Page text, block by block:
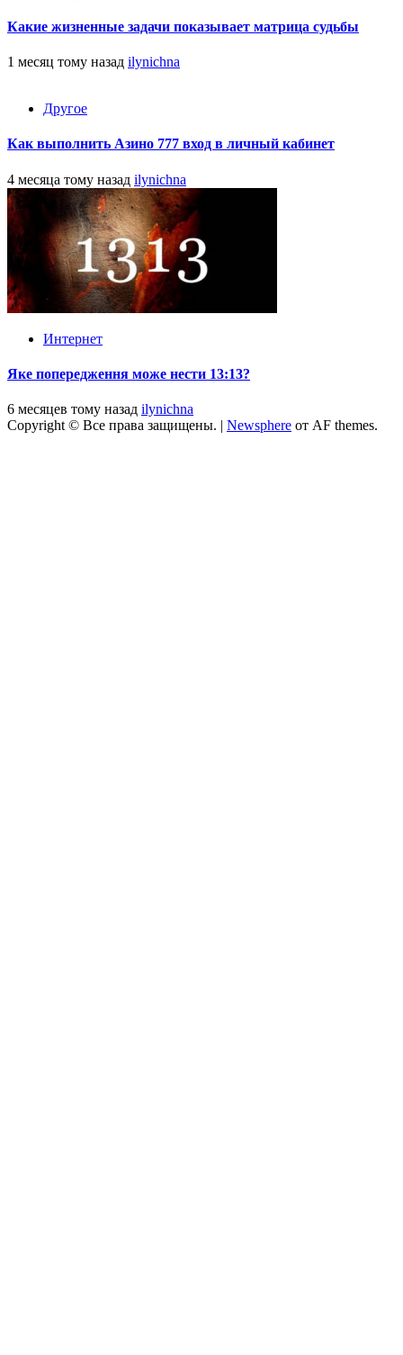
Какие жизненные задачи показывает матрица судьбы
1 месяц тому назад ilynichna
Другое
Как выполнить Азино 777 вход в личный кабинет
4 месяца тому назад ilynichna
Интернет
Яке попередження може нести 13:13?
6 месяцев тому назад ilynichna
Copyright © Все права защищены. | Newsphere от AF themes.